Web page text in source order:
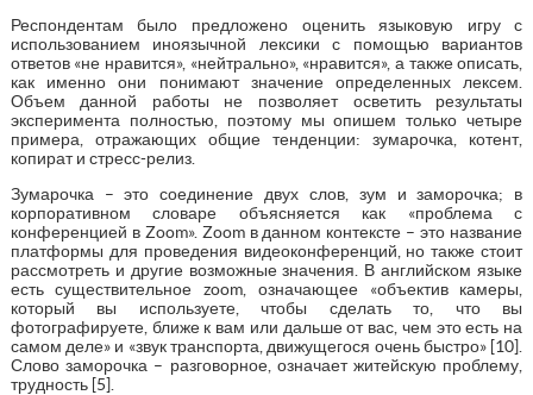
Респондентам было предложено оценить языковую игру с
использованием иноязычной лексики с помощью вариантов
ответов «не нравится», «нейтрально», «нравится», а также описать,
как именно они понимают значение определенных лексем.
Объем данной работы не позволяет осветить результаты
эксперимента полностью, поэтому мы опишем только четыре
примера, отражающих общие тенденции: зумарочка, котент,
копират и стресс-релиз.
Зумарочка – это соединение двух слов, зум и заморочка; в
корпоративном словаре объясняется как «проблема с
конференцией в Zoom». Zoom в данном контексте – это название
платформы для проведения видеоконференций, но также стоит
рассмотреть и другие возможные значения. В английском языке
есть существительное zoom, означающее «объектив камеры,
который вы используете, чтобы сделать то, что вы
фотографируете, ближе к вам или дальше от вас, чем это есть на
самом деле» и «звук транспорта, движущегося очень быстро» [10].
Слово заморочка – разговорное, означает житейскую проблему,
трудность [5].